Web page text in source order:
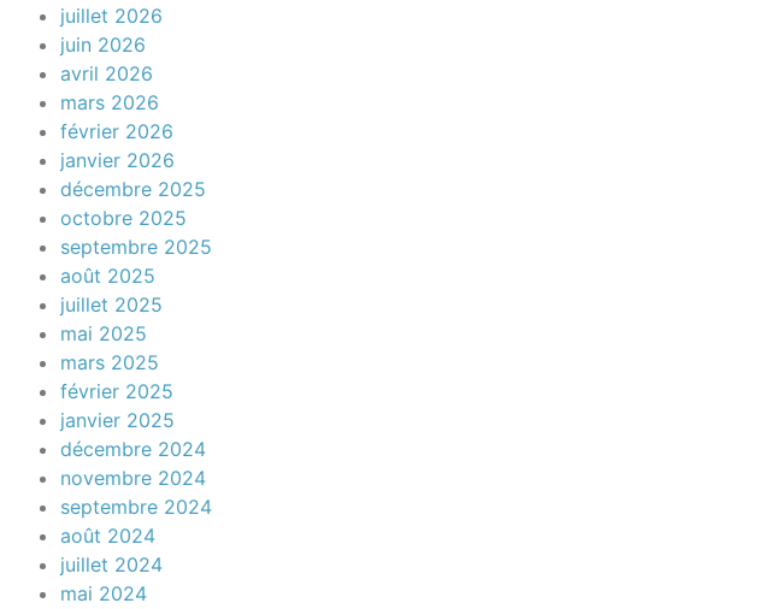
juillet 2026
juin 2026
avril 2026
mars 2026
février 2026
janvier 2026
décembre 2025
octobre 2025
septembre 2025
août 2025
juillet 2025
mai 2025
mars 2025
février 2025
janvier 2025
décembre 2024
novembre 2024
septembre 2024
août 2024
juillet 2024
mai 2024